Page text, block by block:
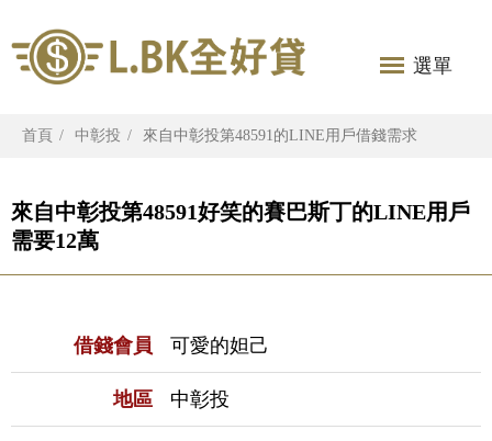
選單
首頁 中彰投 來自中彰投第48591的LINE用戶借錢需求
來自中彰投第48591好笑的賽巴斯丁的LINE用戶
需要12萬
借錢會員 可愛的妲己
地區 中彰投